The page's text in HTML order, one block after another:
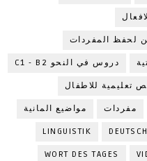
لحفظ المفردات
دروس في النحو C1 - B2
تعليمية للاطفال
مفردات مواضيع المانية
LINGUISTIK
WORT DES TAGES